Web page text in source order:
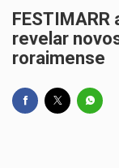
revelar
roraimense